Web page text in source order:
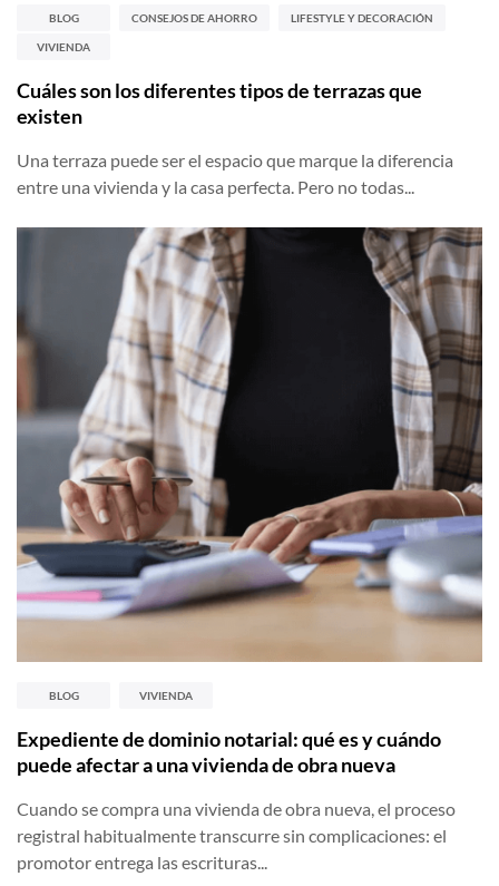
BLOG CONSEJOS DE AHORRO LIFESTYLE Y DECORACIÓN
VIVIENDA
Cuáles son los diferentes tipos de terrazas que
existen
Una terraza puede ser el espacio que marque la diferencia
entre una vivienda y la casa perfecta. Pero no todas...
BLOG VIVIENDA
Expediente de dominio notarial: qué es y cuándo
puede afectar a una vivienda de obra nueva
Cuando se compra una vivienda de obra nueva, el proceso
registral habitualmente transcurre sin complicaciones: el
promotor entrega las escrituras...